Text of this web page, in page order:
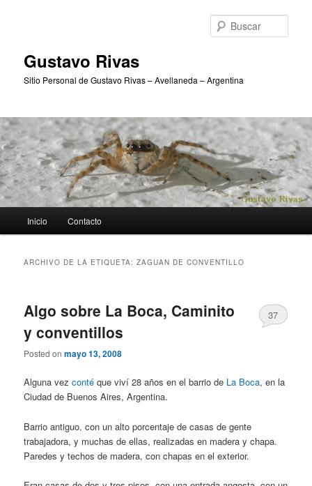
Gustavo Rivas
Sitio Personal de Gustavo Rivas – Avellaneda – Argentina
principal
Inicio Contacto
ARCHIVO DE LA ETIQUETA:ZAGUAN DE CONVENTILLO
Algo sobre La Boca, Caminito
y conventillos
Posted onmayo 13, 2008
37
Alguna vezconté que viví 28 años en el barrio de La Boca, en la
Ciudad de Buenos Aires, Argentina.
Barrio antiguo, con un alto porcentaje de casas de gente
trabajadora, y muchas de ellas, realizadas en madera y chapa.
Paredes y techos de madera, con chapas en el exterior.